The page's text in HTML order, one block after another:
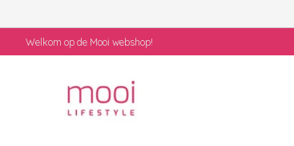
Welkom op de Mooi webshop!